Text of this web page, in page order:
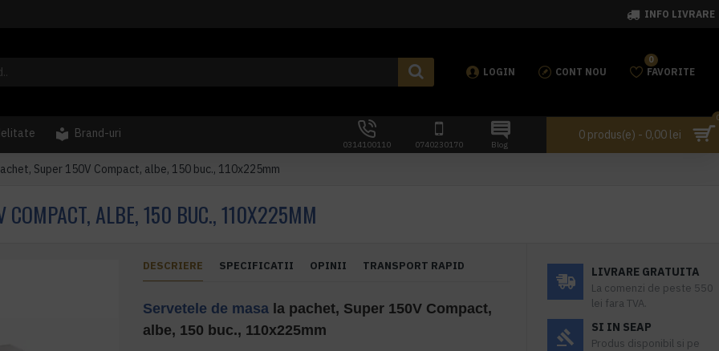
INFO LIVRARE
LOGIN CONT NOU FAVORITE
0
Brand-uri
0314100110 0740230170 Blog
0 produs(e) - 0,00 lei
Super 150V Compact, albe, 150 buc., 110x225mm
COMPACT, ALBE, 150 BUC., 110X225MM
DESCRIERE SPECIFICATII OPINII TRANSPORT RAPID
Servetele de masa la pachet, Super 150V Compact,
albe, 150 buc., 110x225mm
LIVRARE GRATUITA
La comenzi de peste 550
lei fara TVA.
SI IN SEAP
Produs disponibil si pe